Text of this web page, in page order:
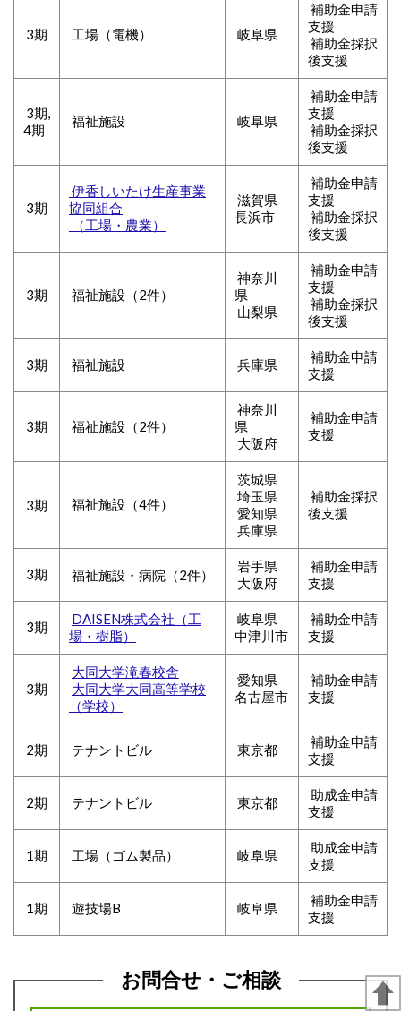
3期 工場（電機） 岐阜県
補助金申請
支援
補助金採択
後支援
3期,
4期
福祉施設 岐阜県
補助金申請
支援
補助金採択
後支援
3期
伊香しいたけ生産事業
協同組合
（工場・農業）
滋賀県
長浜市
補助金申請
支援
補助金採択
後支援
3期 福祉施設（2件）
神奈川
県
山梨県
補助金申請
支援
補助金採択
後支援
3期 福祉施設 兵庫県
補助金申請
支援
3期 福祉施設（2件）
神奈川
県
大阪府
補助金申請
支援
3期 福祉施設（4件）
茨城県
埼玉県
愛知県
兵庫県
補助金採択
後支援
3期 福祉施設・病院（2件）
岩手県
大阪府
補助金申請
支援
3期 DAISEN株式会社 （工
場・樹脂）
岐阜県
中津川市
補助金申請
支援
3期
大同大学滝春校舎
大同大学大同高等学校
（学校）
愛知県
名古屋市
補助金申請
支援
2期 テナントビル 東京都
補助金申請
支援
2期 テナントビル 東京都
助成金申請
支援
1期 工場（ゴム製品） 岐阜県
助成金申請
支援
1期 遊技場B 岐阜県
補助金申請
支援
お問合せ・ご相談